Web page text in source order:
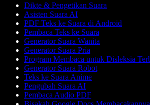
Dikte & Pengetikan Suara
Asisten Suara AI
PDF Teks ke Suara di Android
Pembaca Teks ke Suara
Generator Suara Wanita
Generator Suara Pria
Program Membaca untuk Disleksia
Generator Suara Robot
Teks ke Suara Anime
Pengubah Suara AI
Pembaca Audio PDF